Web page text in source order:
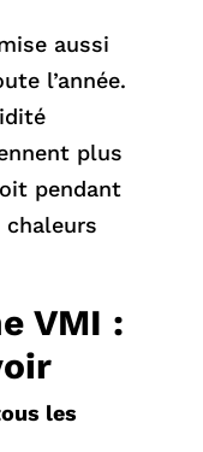
aussi
l’année.
plus
pendant
VMI :
les